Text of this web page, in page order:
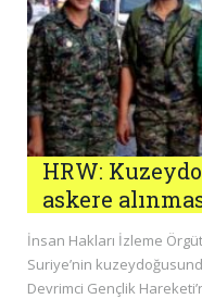
HRW:
askere
İnsan Hakları İzleme
Suriye’nin
Devrimci Gençlik